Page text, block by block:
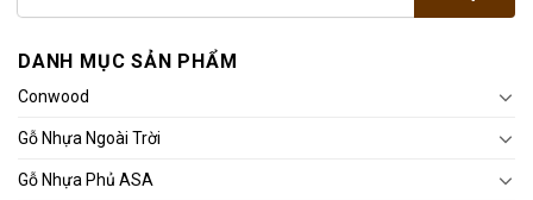
DANH MỤC SẢN PHẨM
Conwood
Gỗ Nhựa Ngoài Trời
Gỗ Nhựa Phủ ASA